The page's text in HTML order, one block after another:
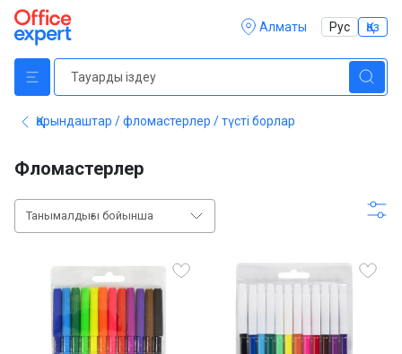
Алматы Рус Қаз
Қарындаштар / фломастерлер / түсті борлар
Фломастерлер
Танымалдығы бойынша